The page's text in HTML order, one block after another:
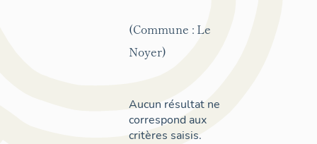
(Commune : Le
Noyer)
Aucun résultat ne
correspond aux
critères saisis.